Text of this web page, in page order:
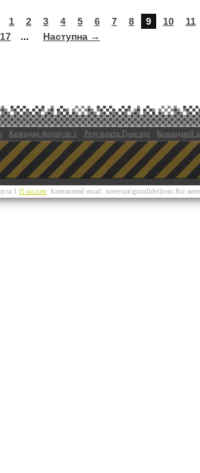
1 2 3 4 5 6 7 8 9 10
11
17 ... Наступна →
Календар формули 1 Результати Гран-прі Командний
1 f1-ua.com Контактний email: noteyu(at)gmail[dot]com Всі